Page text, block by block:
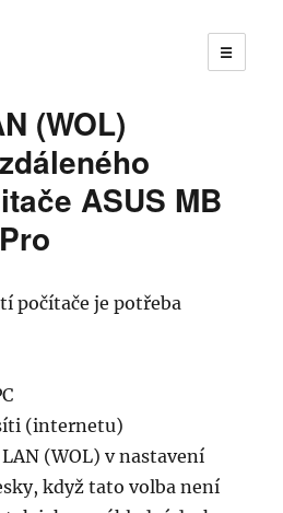
☰
(WOL)
ASUS MB
počítače je potřeba
(internetu)
(WOL) v nastavení
když tato volba není